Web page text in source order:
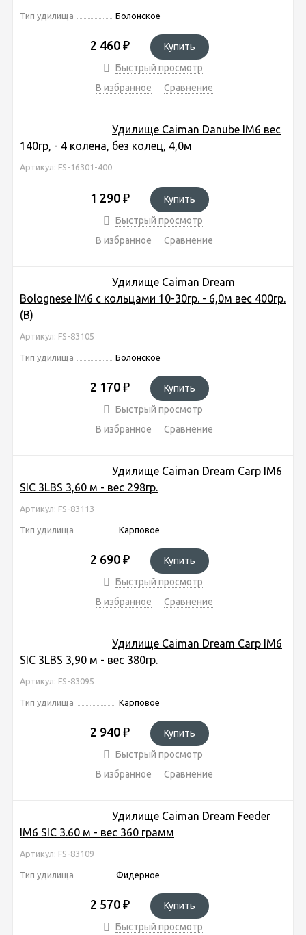
Тип удилища Болонское
2 460 ₽
Купить
Быстрый просмотр
В избранное
Сравнение
Удилище Caiman Danube IM6 вес
140гр, - 4 колена, без колец, 4,0м
Артикул: FS-16301-400
1 290 ₽
Купить
Быстрый просмотр
В избранное
Сравнение
Удилище Caiman Dream
Bolognese IM6 с кольцами 10-30гр. - 6,0м вес 400гр.
(В)
Артикул: FS-83105
Тип удилища Болонское
2 170 ₽
Купить
Быстрый просмотр
В избранное
Сравнение
Удилище Caiman Dream Carp IM6
SIC 3LBS 3,60 м - вес 298гр.
Артикул: FS-83113
Тип удилища Карповое
2 690 ₽
Купить
Быстрый просмотр
В избранное
Сравнение
Удилище Caiman Dream Carp IM6
SIC 3LBS 3,90 м - вес 380гр.
Артикул: FS-83095
Тип удилища Карповое
2 940 ₽
Купить
Быстрый просмотр
В избранное
Сравнение
Удилище Caiman Dream Feeder
IM6 SIC 3.60 м - вес 360 грамм
Артикул: FS-83109
Тип удилища Фидерное
2 570 ₽
Купить
Быстрый просмотр